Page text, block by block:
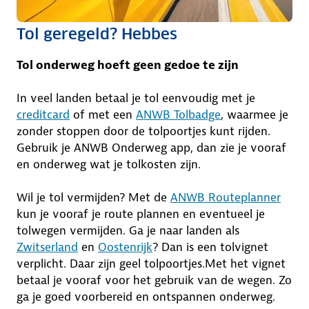
Tol geregeld? Hebbes
Tol onderweg hoeft geen gedoe te zijn
In veel landen betaal je tol eenvoudig met je
creditcard of met een ANWB Tolbadge, waarmee je
zonder stoppen door de tolpoortjes kunt rijden.
Gebruik je ANWB Onderweg app, dan zie je vooraf
en onderweg wat je tolkosten zijn.
Wil je tol vermijden? Met de ANWB Routeplanner
kun je vooraf je route plannen en eventueel je
tolwegen vermijden. Ga je naar landen als
Zwitserland en Oostenrijk? Dan is een tolvignet
verplicht. Daar zijn geel tolpoortjes.Met het vignet
betaal je vooraf voor het gebruik van de wegen. Zo
ga je goed voorbereid en ontspannen onderweg.